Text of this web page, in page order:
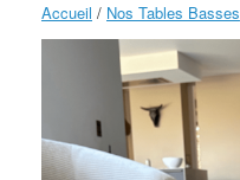
Accueil / Nos Tables Basses